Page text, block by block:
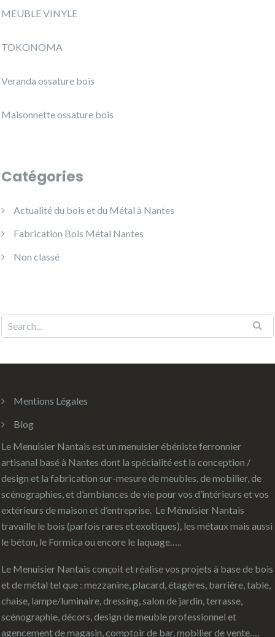
MEUBLE VINYLE
TOKONOMA
Veranda ossature bois
Maisonnette ossature bois
Catégories
Actualité du bois et du Métal à Nantes
Fabrication Bois Métal Nantes
Non classé
Mentions Légales
Blog
Le Menuisier Nantais est un menuisier ébéniste ferronnier
artisanal basé à Nantes dont la spécialité est la conception /
design et la fabrication sur-mesure de meubles, de mobilier, de
scénographies, et d’ambiances de vie pour vos d’intérieurs et vos
extérieurs de maison et d’entreprise. Le Ménuisier Nantais
travaille le bois (parfois rares et exotiques), les métaux mais aussi
le béton, le Formica ou encore le laquage…..
Le Menuisier Nantais conçoit et réalise vos projets à base de bois
et de métal tel que : mezzanine, placard, étagères, barrière, table,
chaise, lampe/luminaire, dressing, salon de jardin, terrasse,
scénographie, décors, design de meuble professionnel et
agencement de magasin, comptoir de bar, mobilier de vente….